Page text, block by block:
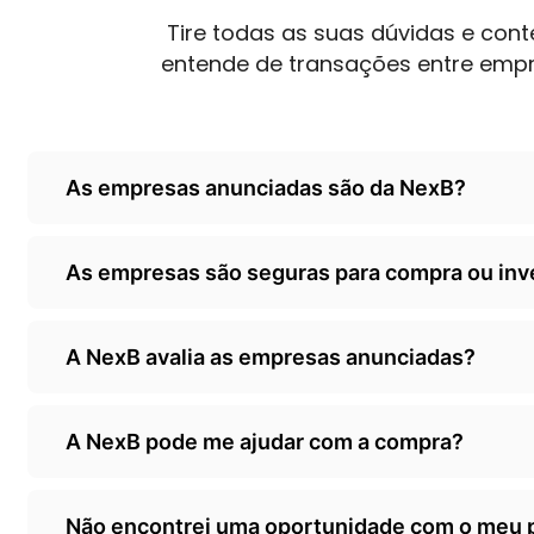
Tire todas as suas dúvidas e
entende de transações entre
As empresas anunciadas são da NexB?
Não, as empresas são de terceiros/empresarios
classificados, somente anunciando as
As empresas são seguras para compra ou
A NexB é responsável por ceder o seu
avalizadas pela NexB. Orientamos que todo
A NexB avalia as empresas anunciadas?
Sim, quando o empresário decide.adquirir o nosso
sistema organiza os dados r gera um valor de
cálculo através dos dados fornecidos.
A NexB pode me ajudar com a compra?
Sim temos um.servico para isso. Acesse nossa
Não encontrei uma oportunidade com o meu